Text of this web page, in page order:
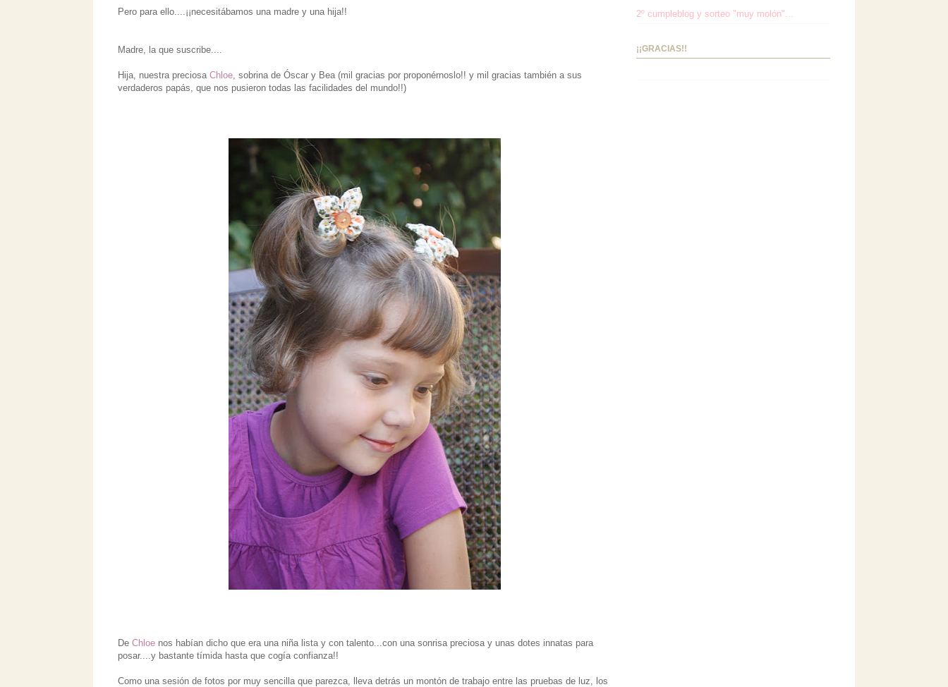
Pero para ello....¡¡necesitábamos una madre y una hija!!
Madre, la que suscribe....
Hija, nuestra preciosa Chloe , sobrina de Óscar y Bea (mil gracias por proponérnoslo!! y mil gracias también a sus
verdaderos papás, que nos pusieron todas las facilidades del mundo!!)
De Chloe nos habían dicho que era una niña lista y con talento...con una sonrisa preciosa y unas dotes innatas para
posar....y bastante tímida hasta que cogía confianza!!
Como una sesión de fotos por muy sencilla que parezca, lleva detrás un montón de trabajo entre las pruebas de luz, los
2º cumpleblog y sorteo "muy molón"...
¡¡GRACIAS!!